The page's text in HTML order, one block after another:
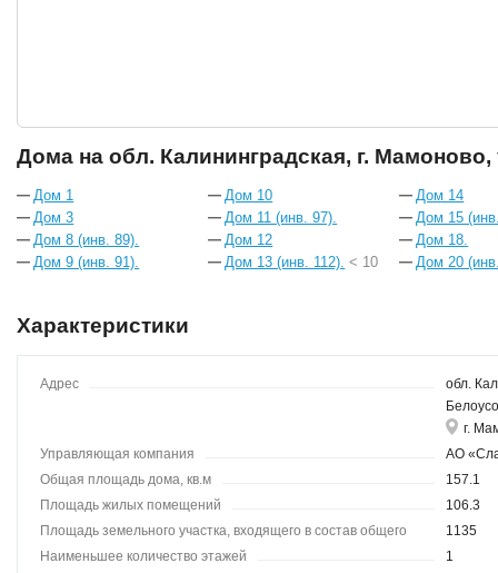
Дома на обл. Калининградская, г.
Дом 1
Дом 3
Дом 8 (инв. 89).
Дом 9 (инв. 91).
Дом 10
Дом 11 (инв. 97).
Дом 12
Дом 13 (инв. 112). < 10
Дом 14
Дом 15
Дом 18.
Дом 20
Характеристики
Адрес
обл.
г.
Управляющая компания
АО
Общая площадь дома, кв.м
157.1
Площадь жилых помещений
106.3
Площадь земельного участка, входящего в состав общего
имущества
1135
Наименьшее количество этажей
1